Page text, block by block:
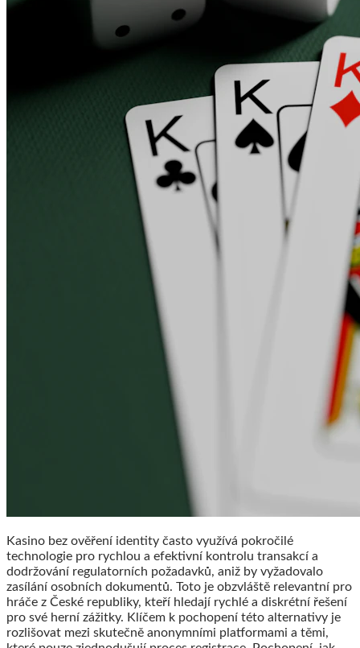
Kasino bez ověření identity často využívá pokročilé
technologie pro rychlou a efektivní kontrolu transakcí a
dodržování regulatorních požadavků, aniž by vyžadovalo
zasílání osobních dokumentů. Toto je obzvláště relevantní pro
hráče z České republiky, kteří hledají rychlé a diskrétní řešení
pro své herní zážitky. Klíčem k pochopení této alternativy je
rozlišovat mezi skutečně anonymními platformami a těmi,